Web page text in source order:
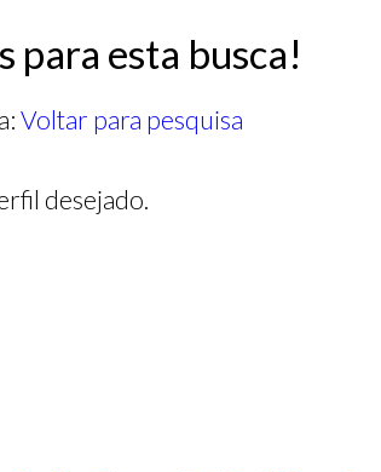
para esta busca!
Voltar para pesquisa
desejado.